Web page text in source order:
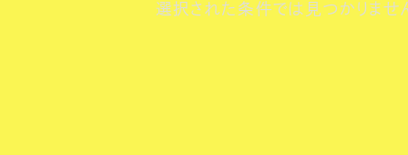
選択された条件では見つかりませ